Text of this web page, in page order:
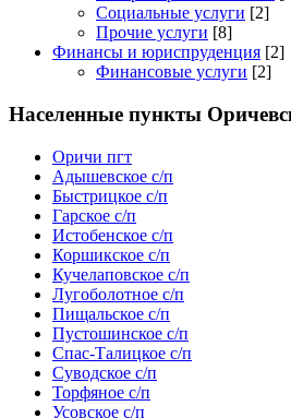
Социальные услуги [2]
Прочие услуги [8]
Финансы и юриспруденция [2]
Финансовые услуги [2]
Населенные пункты
Оричи пгт
Адышевское с/п
Быстрицкое с/п
Гарское с/п
Истобенское с/п
Коршикское с/п
Кучелаповское с/п
Лугоболотное с/п
Пищальское с/п
Пустошинское с/п
Спас-Талицкое с/п
Суводское с/п
Торфяное с/п
Усовское с/п